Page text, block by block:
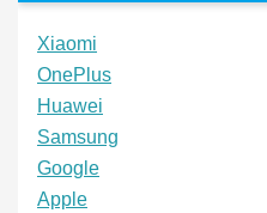
Xiaomi
OnePlus
Huawei
Samsung
Google
Apple